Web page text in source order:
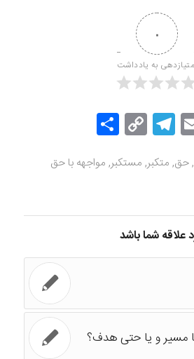
۰
به یادداشت
Email
Telegram
Copy
Link
اشتراک
گذاری ,حق, متکبر, مستکبر, مواجهه با حق
علاقه شما باشد
یا مسیر و یا حتی هدف؟